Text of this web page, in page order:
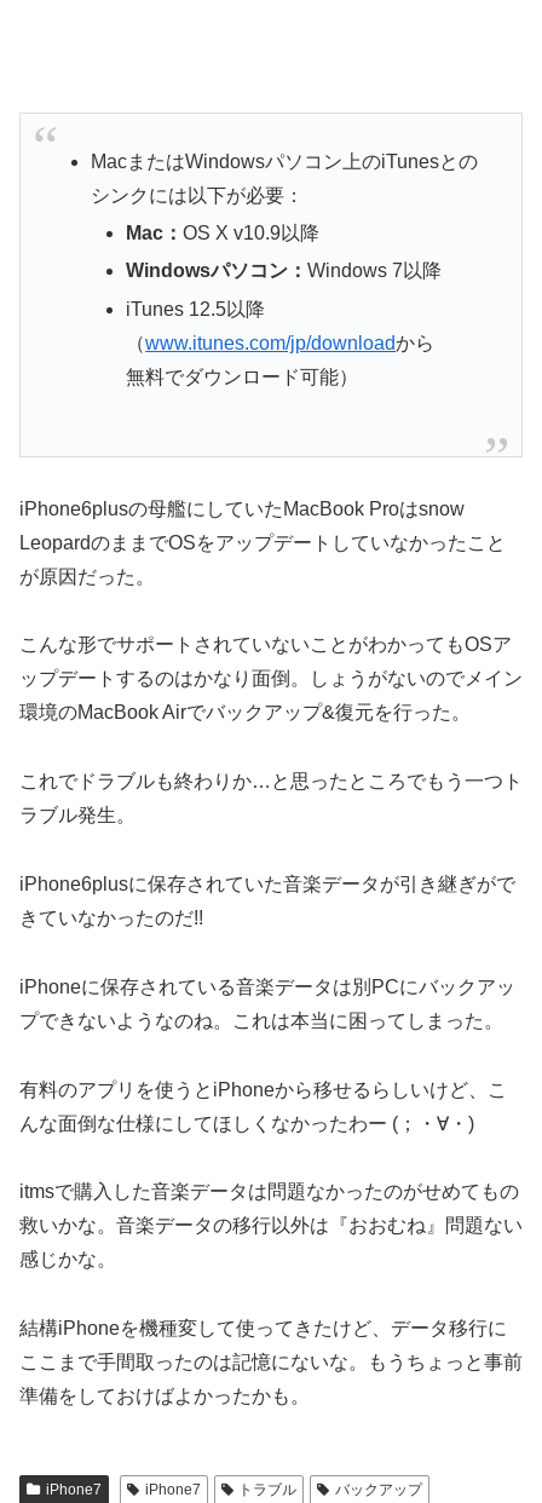
MacまたはWindowsパソコン上のiTunesとの
シンクには以下が必要：
Mac：OS X v10.9以降
Windowsパソコン：Windows 7以降
iTunes 12.5以降
（www.itunes.com/jp/downloadから
無料でダウンロード可能）
iPhone6plusの母艦にしていたMacBook Proはsnow
LeopardのままでOSをアップデートしていなかったこと
が原因だった。
こんな形でサポートされていないことがわかってもOSア
ップデートするのはかなり面倒。しょうがないのでメイン
環境のMacBook Airでバックアップ&復元を行った。
これでドラブルも終わりか…と思ったところでもう一つト
ラブル発生。
iPhone6plusに保存されていた音楽データが引き継ぎがで
きていなかったのだ!!
iPhoneに保存されている音楽データは別PCにバックアッ
プできないようなのね。これは本当に困ってしまった。
有料のアプリを使うとiPhoneから移せるらしいけど、こ
んな面倒な仕様にしてほしくなかったわー (；・∀・)
itmsで購入した音楽データは問題なかったのがせめてもの
救いかな。音楽データの移行以外は『おおむね』問題ない
感じかな。
結構iPhoneを機種変して使ってきたけど、データ移行に
ここまで手間取ったのは記憶にないな。もうちょっと事前
準備をしておけばよかったかも。
iPhone7 iPhone7 トラブル バックアップ